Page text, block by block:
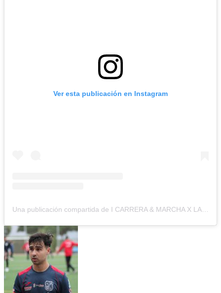
Ver esta publicación en Instagram